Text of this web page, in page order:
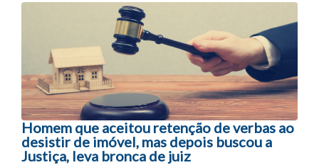
Navegação entre posts
Homem que aceitou retenção de verbas ao
desistir de imóvel, mas depois buscou a
Justiça, leva bronca de juiz